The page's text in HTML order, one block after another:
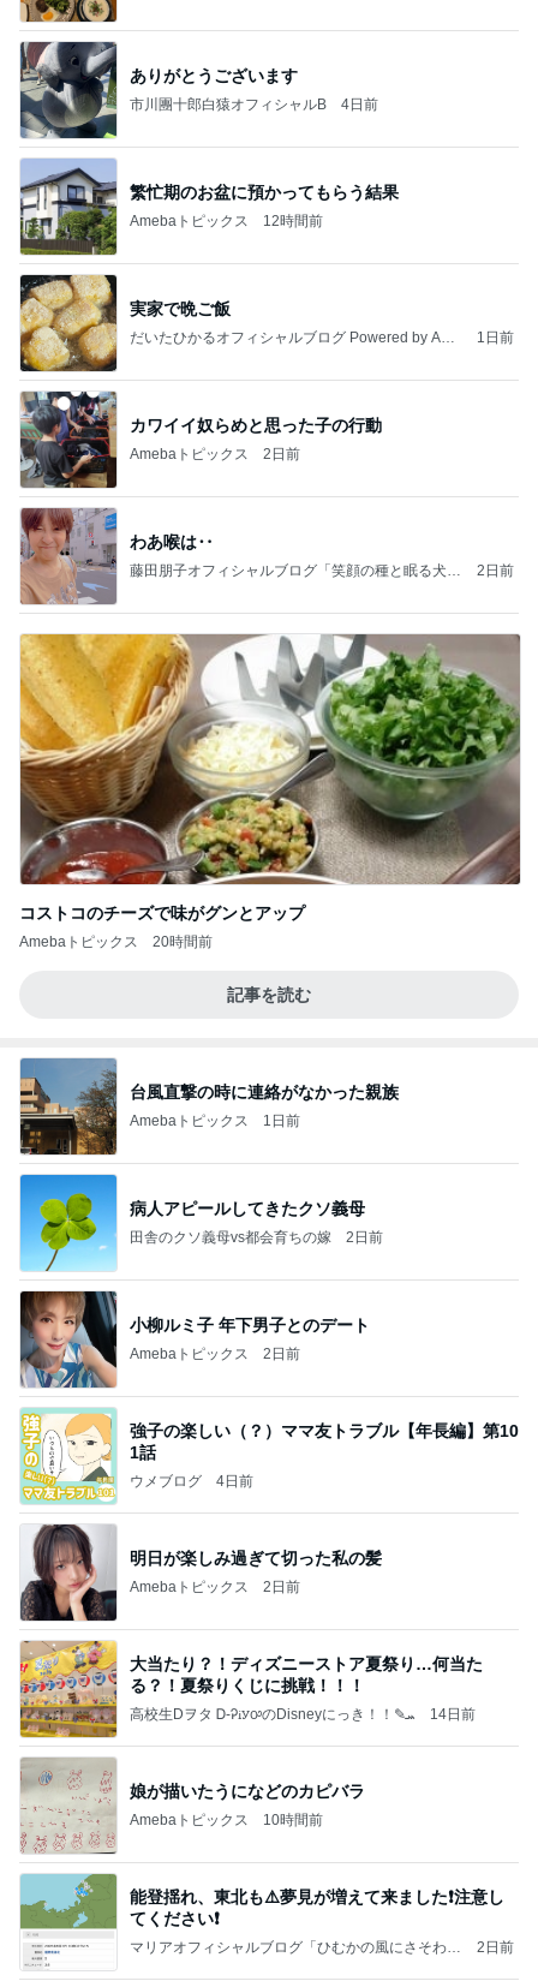
ありがとうございます
市川團十郎白猿オフィシャルB 4日前
繁忙期のお盆に預かってもらう結果
Amebaトピックス 12時間前
実家で晩ご飯
だいたひかるオフィシャルブログ Powered by Ame
1日前
カワイイ奴らめと思った子の行動
Amebaトピックス 2日前
わあ喉は‥
藤田朋子オフィシャルブログ「笑顔の種と眠る犬」
2日前
コストコのチーズで味がグンとアップ
Amebaトピックス 20時間前
記事を読む
台風直撃の時に連絡がなかった親族
Amebaトピックス 1日前
病人アピールしてきたクソ義母
田舎のクソ義母vs都会育ちの嫁 2日前
小柳ルミ子 年下男子とのデート
Amebaトピックス 2日前
強子の楽しい（？）ママ友トラブル【年長編】第10
1話
ウメブログ 4日前
明日が楽しみ過ぎて切った私の髪
Amebaトピックス 2日前
大当たり？！ディズニーストア夏祭り…何当た
る？！夏祭りくじに挑戦！！！
高校生Dヲタ Ꭰ-ᎮꭵꭹꭴのDisneyにっき！！✎ܚ 14日前
娘が描いたうになどのカピバラ
Amebaトピックス 10時間前
能登揺れ、東北も⚠️夢見が増えて来ました❗️注意し
てください❗️
マリアオフィシャルブログ「ひむかの風にさそわれ
2日前